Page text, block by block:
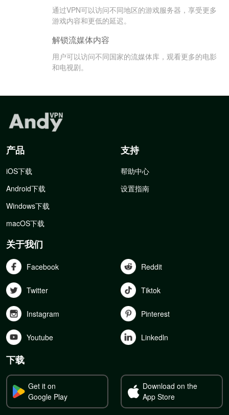
通过VPN可以访问不同地区的游戏服务器，享受更多
游戏内容和更低的延迟。
解锁流媒体内容
用户可以访问不同国家的流媒体库，观看更多的电影
和电视剧。
产品
iOS下载
Android下载
Windows下载
macOS下载
支持
帮助中心
设置指南
关于我们
Facebook Reddit
Twitter Tiktok
Instagram Pinterest
Youtube Linkedln
下载
Get it on
Google Play
Download on the
App Store